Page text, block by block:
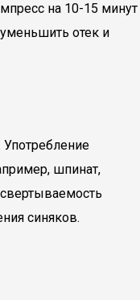
на 10-15 минут
отек и
Употребление
шпинат,
синяков.